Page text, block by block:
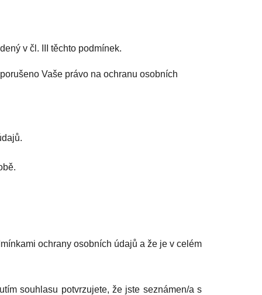
v čl. III těchto podmínek.
Vaše právo na ochranu osobních
ochrany osobních údajů a že je v celém
souhlasu potvrzujete, že jste seznámen/a s